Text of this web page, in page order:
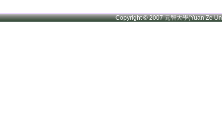
Copyright © 2007 元智大學(Yuan Ze